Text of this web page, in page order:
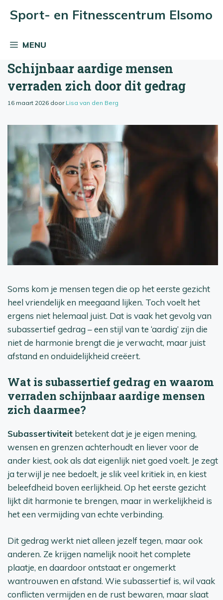
naar
inhoud
Sport- en Fitnesscentrum Elsomo
MENU
Schijnbaar aardige mensen
verraden zich door dit gedrag
16 maart 2026 door Lisa van den Berg
Soms kom je mensen tegen die op het eerste gezicht
heel vriendelijk en meegaand lijken. Toch voelt het
ergens niet helemaal juist. Dat is vaak het gevolg van
subassertief gedrag – een stijl van te ‘aardig’ zijn die
niet de harmonie brengt die je verwacht, maar juist
afstand en onduidelijkheid creëert.
Wat is subassertief gedrag en waarom
verraden schijnbaar aardige mensen
zich daarmee?
Subassertiviteit betekent dat je je eigen mening,
wensen en grenzen achterhoudt en liever voor de
ander kiest, ook als dat eigenlijk niet goed voelt. Je zegt
ja terwijl je nee bedoelt, je slik veel kritiek in, en kiest
beleefdheid boven eerlijkheid. Op het eerste gezicht
lijkt dit harmonie te brengen, maar in werkelijkheid is
het een vermijding van echte verbinding.
Dit gedrag werkt niet alleen jezelf tegen, maar ook
anderen. Ze krijgen namelijk nooit het complete
plaatje, en daardoor ontstaat er ongemerkt
wantrouwen en afstand. Wie subassertief is, wil vaak
conflicten vermijden en de rust bewaren, maar slaat